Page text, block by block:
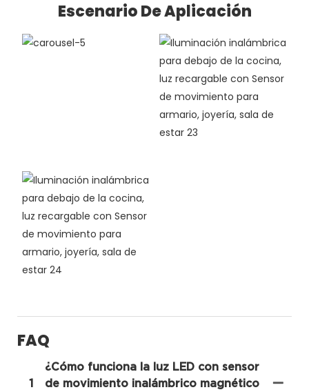
Escenario De Aplicación
FAQ
1
¿Cómo funciona la luz LED con sensor
de movimiento inalámbrico magnético